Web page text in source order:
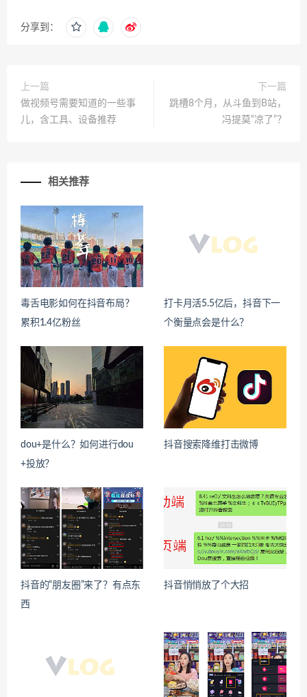
分享到：
上一篇
做视频号需要知道的一些事
儿，含工具、设备推荐
下一篇
跳槽8个月，从斗鱼到B站，
冯提莫“凉了”？
相关推荐
毒舌电影如何在抖音布局？
累积1.4亿粉丝
打卡月活5.5亿后，抖音下一
个衡量点会是什么？
dou+是什么？如何进行dou
+投放？
抖音搜索降维打击微博
抖音的“朋友圈”来了？有点东
西
抖音悄悄放了个大招